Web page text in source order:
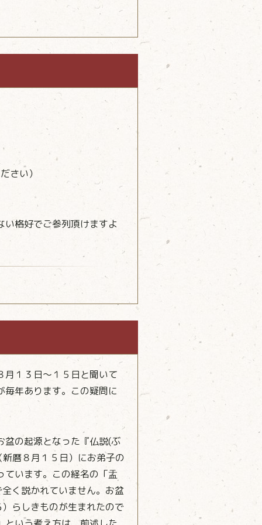
さい）
い格好でご参列頂けますよ
月１３日～１５日と聞いて
年あります。この疑問に
盆の起源となった『仏説(ぶ
暦８月１５日）にお弟子の
ています。この経名の「盂
く説かれていません。お盆
らしきものが生まれたので